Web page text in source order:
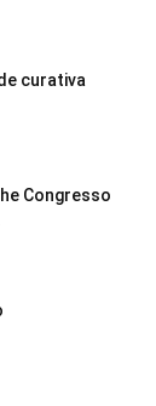
curativa
Congresso